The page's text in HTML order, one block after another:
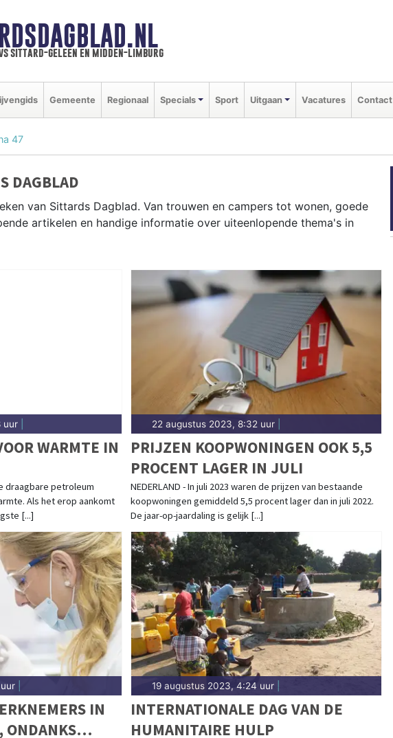
sittard-geleen en midden-limburg
Gemeente Regionaal Specials Sport Uitgaan Vacatures Contact
47
DAGBLAD
van Sittards Dagblad. Van trouwen en campers tot wonen, goede
artikelen en handige informatie over uiteenlopende thema's in
uur
WARMTE IN
draagbare petroleum
Als het erop aankomt
[...]
22 augustus 2023, 8:32 uur|
PRIJZEN KOOPWONINGEN OOK 5,5
PROCENT LAGER IN JULI
NEDERLAND - In juli 2023 waren de prijzen van bestaande
koopwoningen gemiddeld 5,5 procent lager dan in juli 2022.
De jaar-op-jaardaling is gelijk [...]
IN
ONDANKS
19 augustus 2023, 4:24 uur|
INTERNATIONALE DAG VAN DE
HUMANITAIRE HULP